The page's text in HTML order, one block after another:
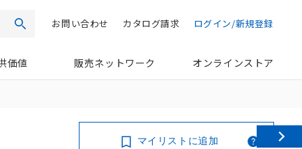
検索 ログイン/新規登録
カタログ請求
お問い合わせ
価値 販売ネットワーク オンラインストア
マイリストに追加